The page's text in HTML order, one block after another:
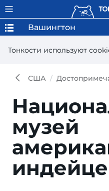
Тонкости используют
Вашингтон
США
музей